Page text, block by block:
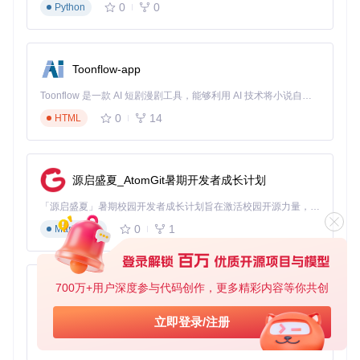
700万+用户深度参与代码创作，更多精彩内容等你共创
立即登录/注册
提高开发效率：实时可视化反馈，减少错误配置
这种设计理念不仅改变了工作流的创建方式，更重塑了数据工
程师与运维团队的协作模式，使双方能够在同一个可视化平台
构建弹性调度系统：从单节点到集群部署的实践
之路
了解了Dolphinscheduler的核心设计理念后，让我们通过三个
实施阶段，探索如何从零开始构建一个弹性调度系统。
阶段一：环境准备与快速启动
如何在最短时间内体验Dolphinscheduler的核心功能？项目提
供了Standalone模式，使单机部署变得异常简单。
Python 0 0
Toonflow-app
Toonflow 是一款 AI 短剧漫剧工具，能够利用 AI 技术将小说自动转化为剧本，并结合 AI 生成的图片和视频，实现高效的短剧创作。借助 Toonflow，可以轻松完成从文字到影像的全流程，让短剧制作变得更加智能与便捷。
HTML
0 14
源启盛夏_AtomGit暑期开发者成长计划
「源启盛夏」暑期校园开发者成长计划旨在激活校园开源力量，通过积分激励、认证扶持、资源倾斜等形式，引导高校组织和开发者完成「入驻 — 建项目 — 做贡献 — 获认证 — 得资源」的完整闭环。无论你是想带领社团入驻平台的组织者，还是希望用代码贡献证明自己的开发者，都能在这里找到属于你的成长路径。
Markdown
0 1
AionUi
免费、本地、开源的 24/7 全天候 Cowork 应用，以及适用于 Gemini CLI、Claude Code、Codex、OpenCode、Qwen Code、Goose CLI、Auggie 等的 OpenClaw | 🌟 喜欢就点star吧
TypeScript
0 6